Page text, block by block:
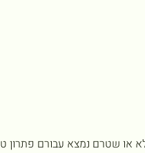
שטרם נמצא עבורם פתרון